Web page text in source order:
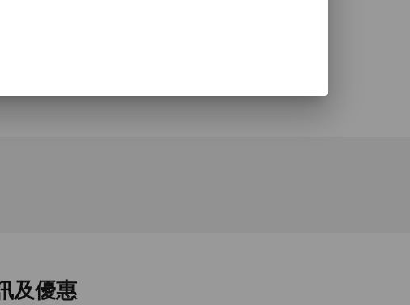
及優惠